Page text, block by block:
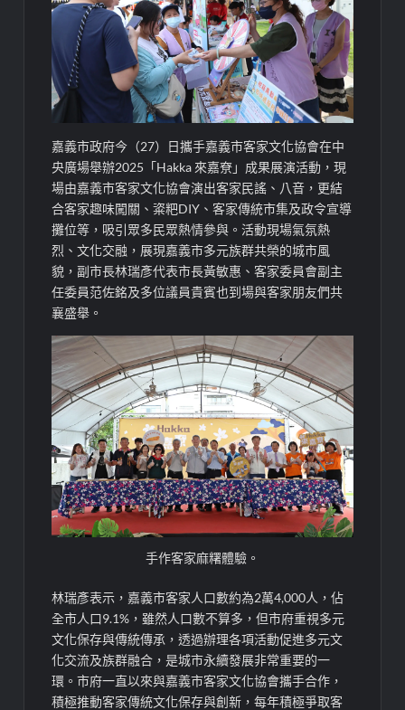
嘉義市政府今（27）日攜手嘉義市客家文化協會在中
央廣場舉辦2025「Hakka 來嘉尞」成果展演活動，現
場由嘉義市客家文化協會演出客家民謠、八音，更結
合客家趣味闖關、粢粑DIY、客家傳統市集及政令宣導
攤位等，吸引眾多民眾熱情參與。活動現場氣氛熱
烈、文化交融，展現嘉義市多元族群共榮的城市風
貌，副市長林瑞彥代表市長黃敏惠、客家委員會副主
任委員范佐銘及多位議員貴賓也到場與客家朋友們共
襄盛舉。
手作客家麻糬體驗。
林瑞彥表示，嘉義市客家人口數約為2萬4,000人，佔
全市人口9.1%，雖然人口數不算多，但市府重視多元
文化保存與傳統傳承，透過辦理各項活動促進多元文
化交流及族群融合，是城市永續發展非常重要的一
環。市府一直以來與嘉義市客家文化協會攜手合作，
積極推動客家傳統文化保存與創新，每年積極爭取客